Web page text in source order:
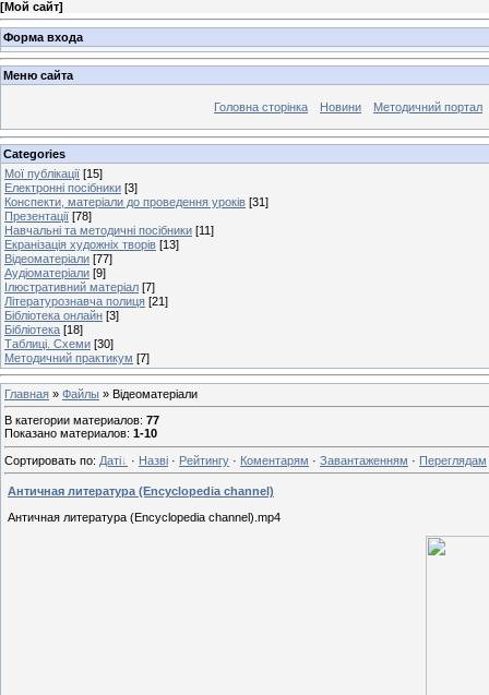
[Мой сайт]
Форма входа
Меню сайта
Головна сторінка Новини Методичний портал
Categories
Мої публікації [15]
Електронні посібники [3]
Конспекти, матеріали до проведення уроків [31]
Презентації [78]
Навчальні та методичні посібники [11]
Екранізація художніх творів [13]
Відеоматеріали [77]
Аудіоматеріали [9]
Ілюстративний матеріал [7]
Літературознавча полиця [21]
Бібліотека онлайн [3]
Бібліотека [18]
Таблиці. Схеми [30]
Методичний практикум [7]
Главная » Файлы » Відеоматеріали
В категории материалов: 77
Показано материалов: 1-10
Сортировать по: Даті · Назві · Рейтингу · Коментарям · Завантаженням · Переглядам
Античная литература (Encyclopedia channel)
Античная литература (Encyclopedia channel).mp4